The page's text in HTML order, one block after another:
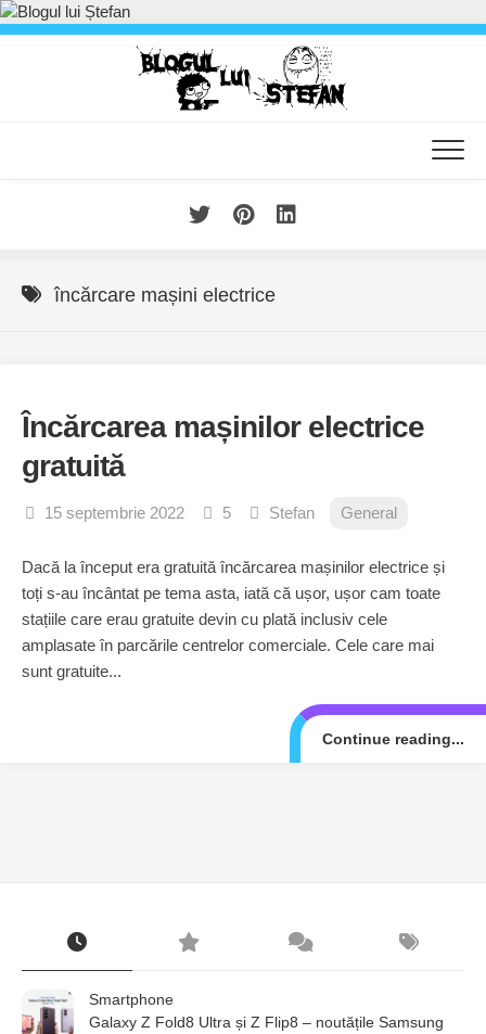
Skip
to
încărcare mașini electrice
Încărcarea mașinilor electrice
gratuită
15 septembrie 2022 5 Stefan General
Dacă la început era gratuită încărcarea mașinilor electrice și
toți s-au încântat pe tema asta, iată că ușor, ușor cam toate
stațiile care erau gratuite devin cu plată inclusiv cele
amplasate în parcările centrelor comerciale. Cele care mai
sunt gratuite...
Continue reading...
Smartphone
Galaxy Z Fold8 Ultra și Z Flip8 – noutățile Samsung